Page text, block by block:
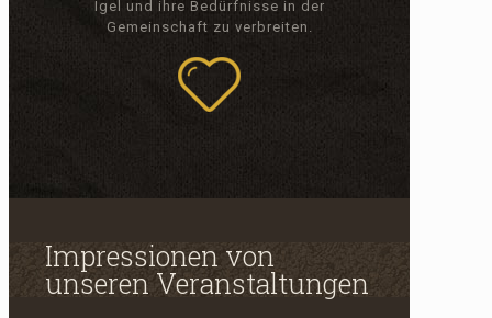
Igel und ihre Bedürfnisse in der
Gemeinschaft zu verbreiten.
Impressionen von
unseren Veranstaltungen